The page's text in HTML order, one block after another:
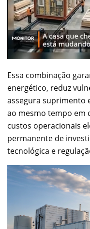
Essa combinação
energético, reduz
assegura suprimento
ao mesmo tempo em
custos operacionais
permanente de
tecnológica e